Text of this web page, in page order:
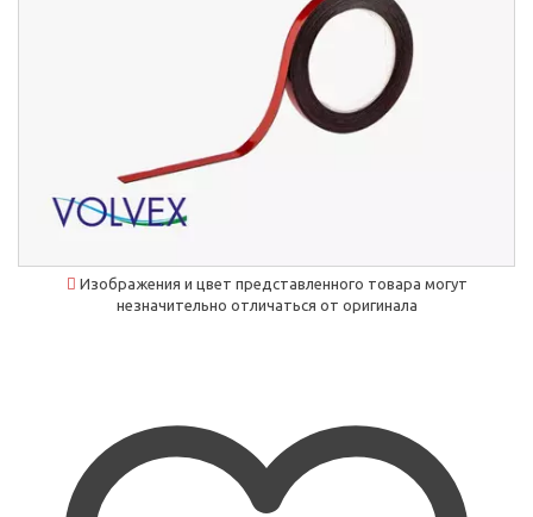
Изображения и цвет представленного товара могут
незначительно отличаться от оригинала